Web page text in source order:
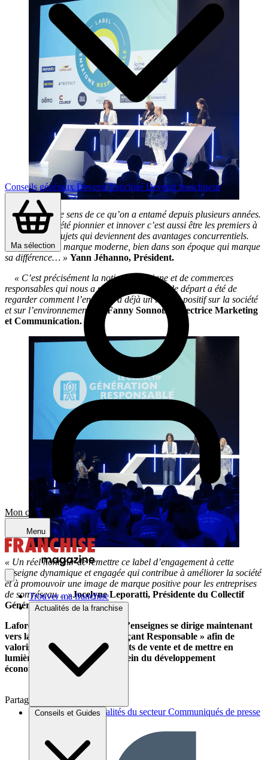
Conseils générauxDevenir franchisé Devenir franchiseur
Ma sélection
Mon compte
Menu
Trouver ma franchise
Actualités de la franchise
Brèves et actus Actualités du secteur Communiqués de presse
Conseils et Guides
« Ça va dans le sens de ce qu’on a entamé depuis plusieurs années.
On a toujours été pionnier et innover c’est aussi être les premiers à
s’emparer de sujets qui deviennent des avantages concurrentiels.
Laforêt est une marque moderne, bien dans son époque qui marque
sa différence… » Yann Jéhanno, Président.
« C’est précisément la notion d’enseigne et de commerces
responsables qui nous a séduit. Notre point de départ a été de
regarder comment l’enseigne a déjà un impact positif sur la société
et sur l’environnement… » Fanny Sonnois, Directrice Marketing
et Communication.
« Un réel honneur de remettre ce label d’engagement à cette
enseigne dynamique et engagée qui contribue à améliorer la société
et à promouvoir une image de marque positive pour les entreprises
de son réseau… »Jocelyne Leporatti, Présidente du Collectif
Génération Responsable.
Laforêt va toujours plus loin, l’enseignes se dirige maintenant
vers la labellisation « Commerçant Responsable » afin de
valoriser durablement ses points de vente et de mettre en
lumière leur participation au sein du développement
économique sur les territoires.
Partager sur :